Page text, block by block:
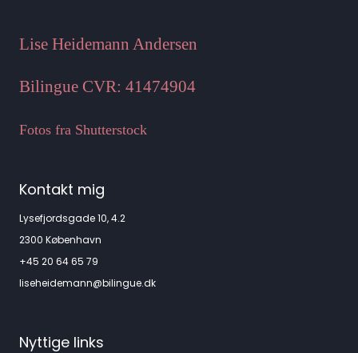
Lise Heidemann Andersen
Bilingue CVR: 41474904
Fotos fra Shutterstock
Kontakt mig
Lysefjordsgade 10, 4.2
2300 København
+45 20 64 65 79
liseheidemann@bilingue.dk
Nyttige links